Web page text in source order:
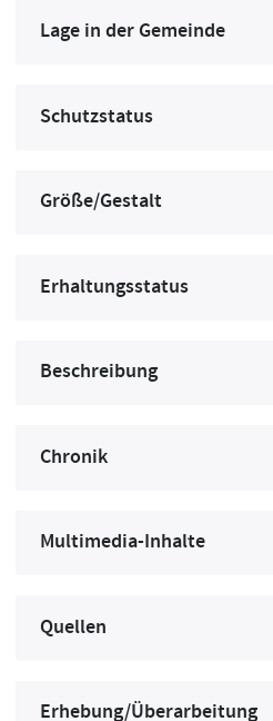
Lage in der Gemeinde
Schutzstatus
Größe/Gestalt
Erhaltungsstatus
Beschreibung
Chronik
Multimedia-Inhalte
Quellen
Erhebung/Überarbeitung